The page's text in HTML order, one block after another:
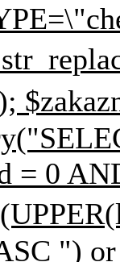
=
= 0
")